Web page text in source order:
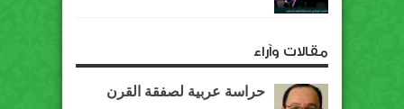
مقالات وآراء
حراسة عربية لصفقة القرن